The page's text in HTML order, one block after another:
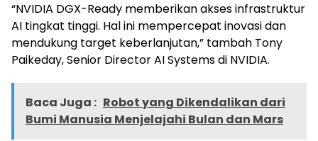
“NVIDIA DGX-Ready memberikan akses infrastruktur
AI tingkat tinggi. Hal ini mempercepat inovasi dan
mendukung target keberlanjutan,” tambah Tony
Paikeday, Senior Director AI Systems di NVIDIA.
Baca Juga : Robot yang Dikendalikan dari
Bumi Manusia Menjelajahi Bulan dan Mars